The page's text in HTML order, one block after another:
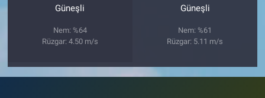
Güneşli
Nem: %64
Rüzgar: 4.50 m/s
Güneşli
Nem: %61
Rüzgar: 5.11 m/s